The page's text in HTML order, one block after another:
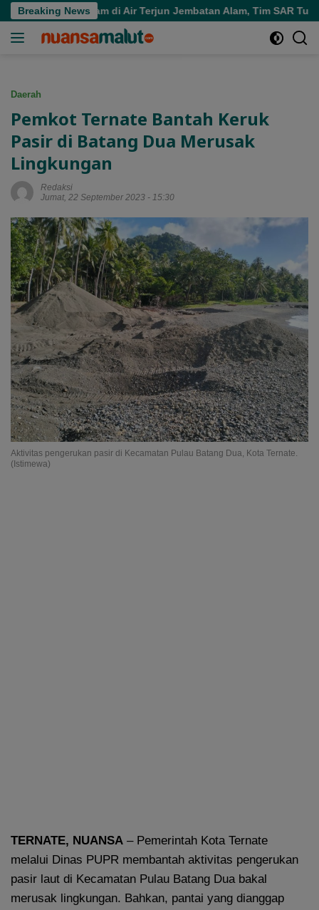
Langsung
ke
Breaking News
Tenggelam di Air Terjun Jembatan Alam, Tim SAR Turun
Daerah
Pemkot Ternate Bantah Keruk
Pasir di Batang Dua Merusak
Lingkungan
Redaksi
Jumat, 22 September 2023 - 15:30
Aktivitas pengerukan pasir di Kecamatan Pulau Batang Dua, Kota Ternate.
(Istimewa)
TERNATE, NUANSA – Pemerintah Kota Ternate
melalui Dinas PUPR membantah aktivitas pengerukan
pasir laut di Kecamatan Pulau Batang Dua bakal
merusak lingkungan. Bahkan, pantai yang dianggap